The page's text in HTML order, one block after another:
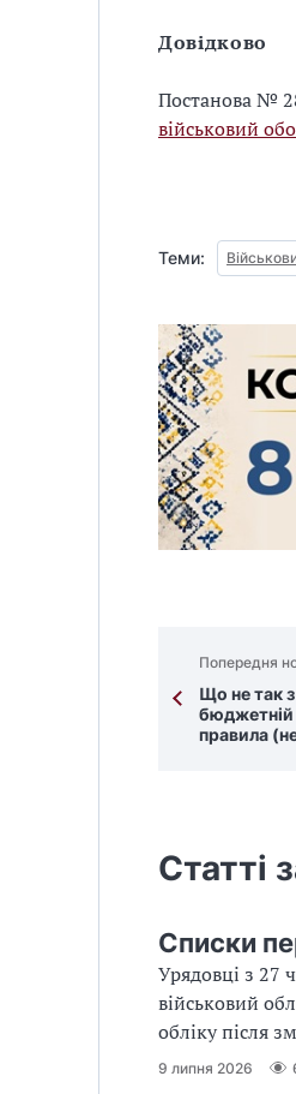
Довідково
Постанова №
військовий
Теми:
Попередня
Що не так
бюджетній
правила
Статті
Списки
Урядовці з 27
військовий
обліку після
9 липня 2026